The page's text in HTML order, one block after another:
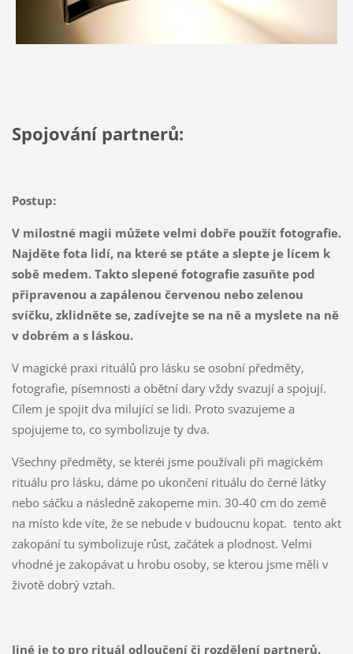
Spojování partnerů:
Postup:
V milostné magii můžete velmi dobře použít fotografie.
Najděte fota lidí, na které se ptáte a slepte je lícem k
sobě medem. Takto slepené fotografie zasuňte pod
připravenou a zapálenou červenou nebo zelenou
svíčku, zklidněte se, zadívejte se na ně a myslete na ně
v dobrém a s láskou.
V magické praxi rituálů pro lásku se osobní předměty,
fotografie, písemnosti a obětní dary vždy svazují a spojují.
Cílem je spojit dva milující se lidi. Proto svazujeme a
spojujeme to, co symbolizuje ty dva.
Všechny předměty, se kteréi jsme používali při magickém
rituálu pro lásku, dáme po ukončení rituálu do černé látky
nebo sáčku a následně zakopeme min. 30-40 cm do země
na místo kde víte, že se nebude v budoucnu kopat. tento akt
zakopání tu symbolizuje růst, začátek a plodnost. Velmi
vhodné je zakopávat u hrobu osoby, se kterou jsme měli v
životě dobrý vztah.
Jiné je to pro rituál odloučení či rozdělení partnerů.